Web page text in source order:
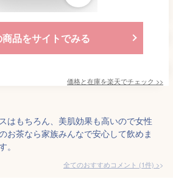
商品をサイトでみる
価格と在庫を楽天でチェック >>
はもちろん、美肌効果も高いので女性
お茶なら家族みんなで安心して飲めま
全てのおすすめコメント (1件) >